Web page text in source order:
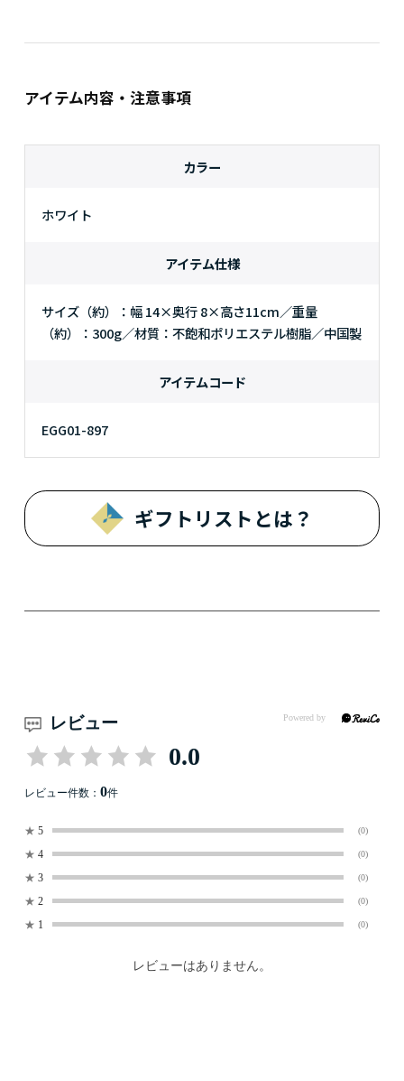
アイテム内容・注意事項
カラー
ホワイト
アイテム仕様
サイズ（約）：幅 14×奥行 8×高さ11cm／重量
（約）：300g／材質：不飽和ポリエステル樹脂／中国製
アイテムコード
EGG01-897
ギフトリストとは？
レビュー
0.0
レビュー件数： 0件
★ 5 (0)
★ 4 (0)
★ 3 (0)
★ 2 (0)
★ 1 (0)
レビューはありません。